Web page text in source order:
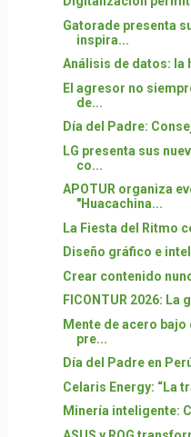
Gatorade presenta
inspira...
Análisis de datos: la
El agresor no
de...
Día del Padre:
LG presenta sus
co...
APOTUR organiza
"Huacachina...
La Fiesta del Ritmo
Diseño gráfico e
Crear contenido
FICONTUR 2026:
Mente de acero
pre...
Día del Padre en
Celaris Energy: “La
Minería inteligente: